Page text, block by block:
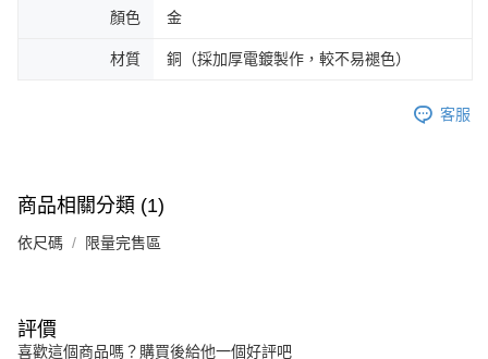
顏色 金
材質 銅（採加厚電鍍製作，較不易褪色）
客服
商品相關分類 (1)
依尺碼 限量完售區
評價
喜歡這個商品嗎？購買後給他一個好評吧